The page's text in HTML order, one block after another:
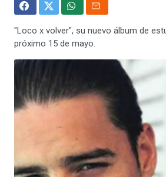
"Loco x volver", su nuevo álbum de
próximo 15 de mayo.